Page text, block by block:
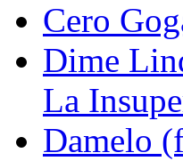
Cero
Dime
La
Damelo